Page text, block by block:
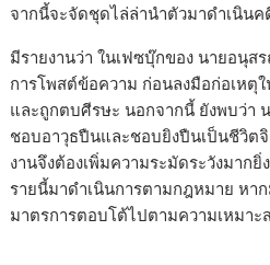
จากนี้จะจัดชุดไล่ล่านำตัวมาดำเนิน
มีรายงานว่า ในเฟซบุ๊กของ นายอนุ
การโพสต์ข้อความ ก่อนลงมือก่อเหตุ
และถูกตบศีรษะ นอกจากนี้ ยังพบว่า
ชอบอาวุธปืนและชอบยิงปืนเป็นชีวิต
งานจึงต้องเพิ่มความระมัดระวังมาก
รายนี้มาดำเนินการตามกฎหมาย หา
มาตรการตอบโต้ไปตามความเหมาะ